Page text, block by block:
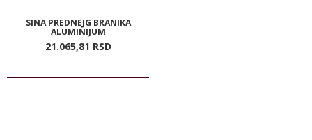
SINA PREDNEJG BRANIKA
ALUMINIJUM
21.065,81 RSD